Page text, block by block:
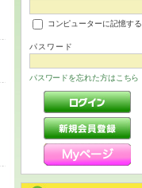
コンピューターに記憶する
パスワード
パスワードを忘れた方はこちら